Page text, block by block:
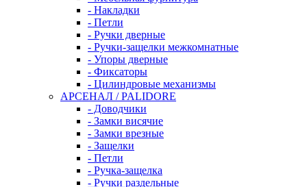
- Накладки
- Петли
- Ручки дверные
- Ручки-защелки межкомнатные
- Упоры дверные
- Фиксаторы
- Цилиндровые механизмы
АРСЕНАЛ / PALIDORE
- Доводчики
- Замки висячие
- Замки врезные
- Защелки
- Петли
- Ручка-защелка
- Ручки раздельные